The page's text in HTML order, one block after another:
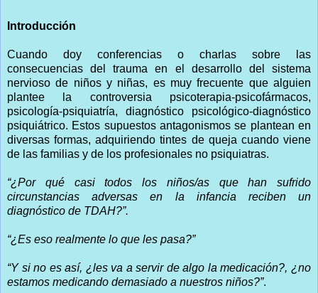
Introducción
Cuando doy conferencias o charlas sobre las
consecuencias del trauma en el desarrollo del sistema
nervioso de niños y niñas, es muy frecuente que alguien
plantee la controversia psicoterapia-psicofármacos,
psicología-psiquiatría, diagnóstico psicológico-diagnóstico
psiquiátrico. Estos supuestos antagonismos se plantean en
diversas formas, adquiriendo tintes de queja cuando viene
de las familias y de los profesionales no psiquiatras.
“¿Por qué casi todos los niños/as que han sufrido
circunstancias adversas en la infancia reciben un
diagnóstico de TDAH?”.
“¿Es eso realmente lo que les pasa?”
“Y si no es así, ¿les va a servir de algo la medicación?, ¿no
estamos medicando demasiado a nuestros niños?”.